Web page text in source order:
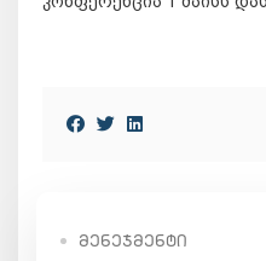
ᲛᲔᲜᲔᲯᲛᲔᲜᲢᲘ